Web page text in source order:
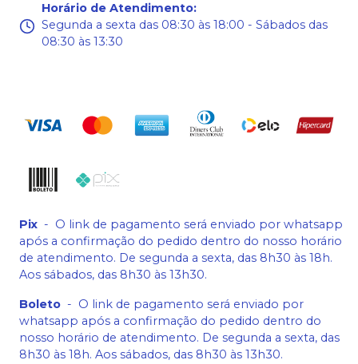
Horário de Atendimento:
Segunda a sexta das 08:30 às 18:00 - Sábados das
08:30 às 13:30
Pix - O link de pagamento será enviado por whatsapp
após a confirmação do pedido dentro do nosso horário
de atendimento. De segunda a sexta, das 8h30 às 18h.
Aos sábados, das 8h30 às 13h30.
Boleto - O link de pagamento será enviado por
whatsapp após a confirmação do pedido dentro do
nosso horário de atendimento. De segunda a sexta, das
8h30 às 18h. Aos sábados, das 8h30 às 13h30.